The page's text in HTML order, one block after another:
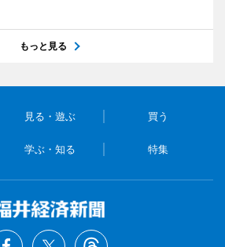
もっと見る
見る・遊ぶ 買う
学ぶ・知る 特集